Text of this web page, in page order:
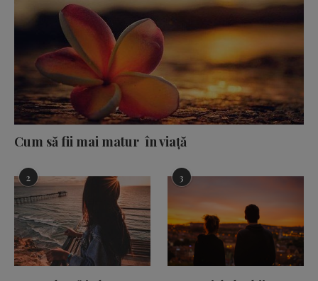
Cum să fii mai matur în viață
2 3